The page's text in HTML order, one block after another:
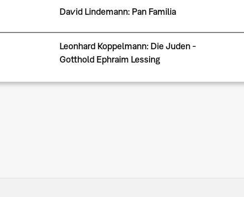
David Lindemann: Pan Familia
Leonhard Koppelmann: Die Juden -
Gotthold Ephraim Lessing